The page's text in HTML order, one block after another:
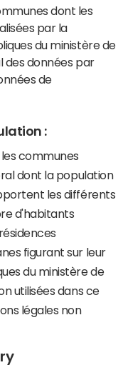
dont les
par la
du ministère de
des données par
de
:
communes
dont la population
les différents
d'habitants
figurant sur leur
du ministère de
utilisées dans ce
légales non